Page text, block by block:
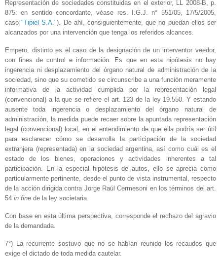
Representación de sociedades constituidas en el exterior, LL 2008-B, p.
875: en sentido concordante, véase res. I.G.J. n° 551/05, 17/5/2005,
caso"Tipiel S.A."). De ahí, consiguientemente, que no puedan ellos ser
alcanzados por una intervención que tenga los referidos alcances.
Empero, distinto es el caso de la designación de un interventor veedor,
con fines de control e información. Es que en esta hipótesis no hay
ingerencia ni desplazamiento del órgano natural de administración de la
sociedad, sino que su cometido se circunscribe a una función meramente
informativa de la actividad cumplida por la representación legal
(convencional) a la que se refiere el art. 123 de la ley 19.550. Y estando
ausente toda ingerencia o desplazamiento del órgano natural de
administración, la medida puede recaer sobre la apuntada representación
legal (convencional) local, en el entendimiento de que ella podría ser útil
para esclarecer cómo se desarrolla la participación de la sociedad
extranjera (representada) en la sociedad argentina, así como cuál es el
estado de los bienes, operaciones y actividades inherentes a tal
participación. En la especial hipótesis de autos, ello se aprecia como
particularmente pertinente, desde el punto de vista instrumental, respecto
de la acción dirigida contra Jorge Raúl Cermesoni en los términos del art.
54 in fine de la ley societaria.
Con base en esta última perspectiva, corresponde el rechazo del agravio
de la demandada.
7°) La recurrente sostuvo que no se habían reunido los recaudos que
exige el dictado de toda medida cautelar.